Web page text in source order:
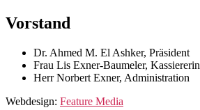
Vorstand
Dr. Ahmed M. El Ashker, Präsident
Frau Lis Exner-Baumeler, Kassiererin
Herr Norbert Exner, Administration
Webdesign: Feature Media